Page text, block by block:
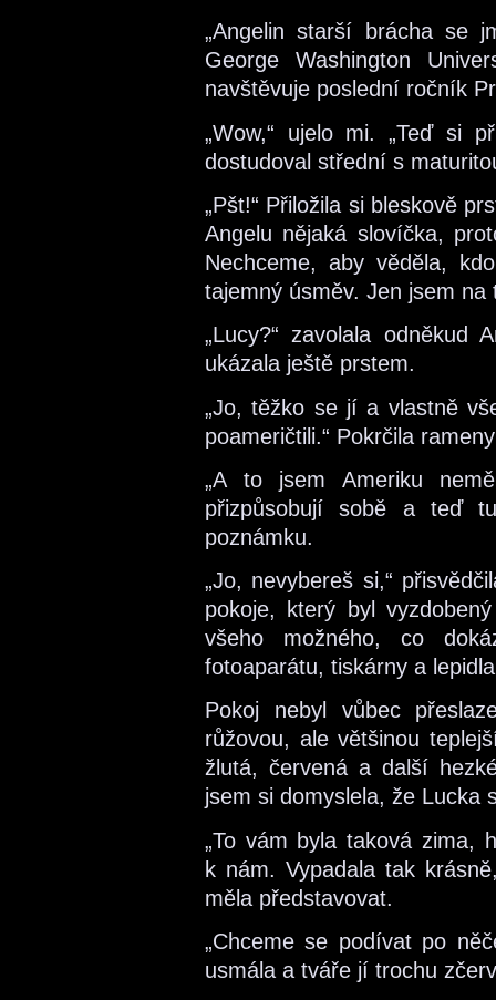
„Angelin starší brácha se
George Washington
navštěvuje poslední ročník
„Wow,“ ujelo mi. „Teď si
dostudoval střední s
„Pšt!“ Přiložila si bleskově
Angelu nějaká slovíčka,
Nechceme, aby věděla,
tajemný úsměv. Jen jsem na
„Lucy?“ zavolala
ukázala ještě prstem.
„Jo, těžko se jí a vlastně
poameričtili.“ Pokrčila
„A to jsem Ameriku
přizpůsobují sobě a teď
poznámku.
„Jo, nevybereš si,“
pokoje, který byl
všeho možného, co
fotoaparátu, tiskárny a
Pokoj nebyl vůbec
růžovou, ale většinou
žlutá, červená a další
jsem si domyslela, že Lucka
„To vám byla taková zima,
k nám. Vypadala tak
měla představovat.
„Chceme se podívat po
usmála a tváře jí trochu